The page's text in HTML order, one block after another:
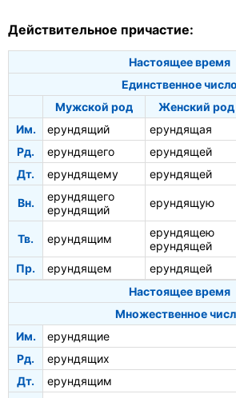
Действительное причастие:
Настоящее время
Единственное число
Мужской род
Женский род
Им.
ерундящий ерундящая
Рд.
ерундящего ерундящей
Дт.
ерундящему ерундящей
Вн.
ерундящего
ерундящий
ерундящую
Тв. ерундящим
ерундящею
ерундящей
Пр. ерундящем ерундящей
Настоящее время
Множественное
Им.
ерундящие
Рд.
ерундящих
Дт.
ерундящим